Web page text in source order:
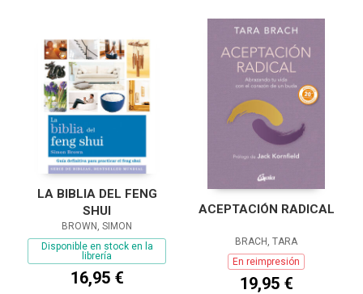
LA BIBLIA DEL FENG
SHUI
BROWN, SIMON
Disponible en stock en la
librería
16,95 €
ACEPTACIÓN RADICAL
BRACH, TARA
En reimpresión
19,95 €